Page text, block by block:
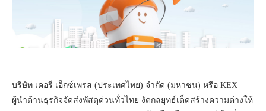
บริษัท เคอรี่ เอ็กซ์เพรส (ประเทศไทย) จำกัด (มหาชน) หรือ KEX
ผู้นำด้านธุรกิจจัดส่งพัสดุด่วนทั่วไทย งัดกลยุทธ์เด็ดสร้างความต่างให้